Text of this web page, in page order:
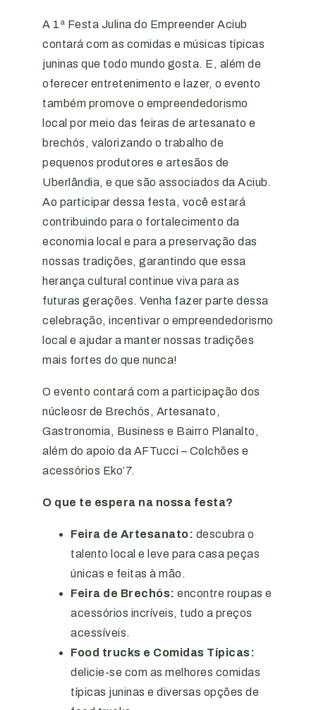
A 1ª Festa Julina do Empreender Aciub
contará com as comidas e músicas típicas
juninas que todo mundo gosta. E, além de
oferecer entretenimento e lazer, o evento
também promove o empreendedorismo
local por meio das feiras de artesanato e
brechós, valorizando o trabalho de
pequenos produtores e artesãos de
Uberlândia, e que são associados da Aciub.
Ao participar dessa festa, você estará
contribuindo para o fortalecimento da
economia local e para a preservação das
nossas tradições, garantindo que essa
herança cultural continue viva para as
futuras gerações. Venha fazer parte dessa
celebração, incentivar o empreendedorismo
local e ajudar a manter nossas tradições
mais fortes do que nunca!
O evento contará com a participação dos
núcleosr de Brechós, Artesanato,
Gastronomia, Business e Bairro Planalto,
além do apoio da AFTucci – Colchões e
acessórios Eko’7.
O que te espera na nossa festa?
Feira de Artesanato: descubra o
talento local e leve para casa peças
únicas e feitas à mão.
Feira de Brechós: encontre roupas e
acessórios incríveis, tudo a preços
acessíveis.
Food trucks e Comidas Típicas:
delicie-se com as melhores comidas
típicas juninas e diversas opções de